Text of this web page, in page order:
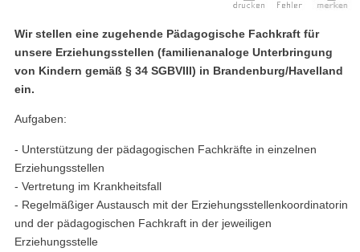
Wir stellen eine zugehende Pädagogische Fachkraft für
unsere Erziehungsstellen (familienanaloge Unterbringung
von Kindern gemäß § 34 SGBVIII) in Brandenburg/Havelland
ein.
Aufgaben:
- Unterstützung der pädagogischen Fachkräfte in einzelnen
Erziehungsstellen
- Vertretung im Krankheitsfall
- Regelmäßiger Austausch mit der Erziehungsstellenkoordinatorin
und der pädagogischen Fachkraft in der jeweiligen
Erziehungsstelle